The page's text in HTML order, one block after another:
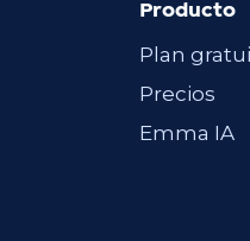
Producto
Plan
Precios
Emma IA